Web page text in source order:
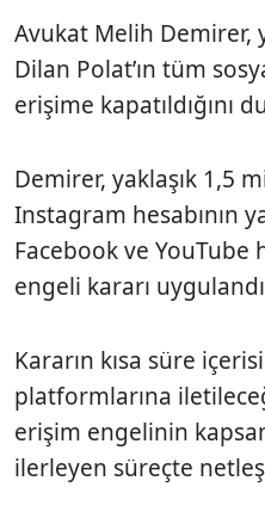
Avukat Melih Demirer,
Dilan Polat’ın tüm
erişime kapatıldığını
Demirer, yaklaşık 1,5
Instagram hesabının
Facebook ve YouTube
engeli kararı
Kararın kısa süre
platformlarına
erişim engelinin
ilerleyen süreçte